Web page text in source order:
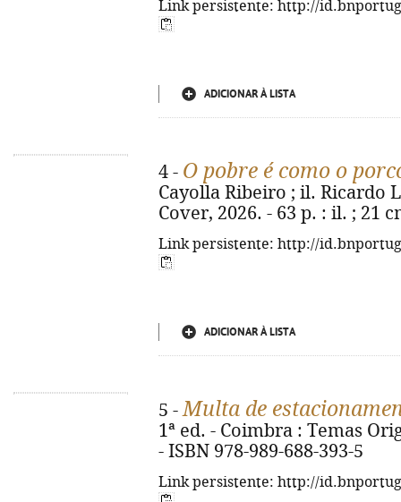
Link persistente: http://
ADICIONAR À LISTA
4 - O pobre é como o
Cayolla Ribeiro ; il. Ricardo
Cover, 2026. - 63 p. : il. ; 21
Link persistente: http://
ADICIONAR À LISTA
5 -Multa de
1ª ed. - Coimbra : Temas
- ISBN 978-989-688-393-5
Link persistente: http://